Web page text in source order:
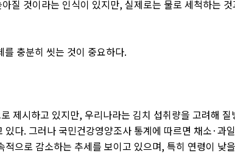
질 것이라는 인식이 있지만,실제로는 물로 세척하는
를 충분히 씻는 것이 중요하다.
제시하고 있지만, 우리나라는 김치 섭취량을 고려해 질
있다. 그러나 국민건강영양조사 통계에 따르면 채소·과
적으로 감소하는 추세를 보이고 있으며,특히 연령이 낮